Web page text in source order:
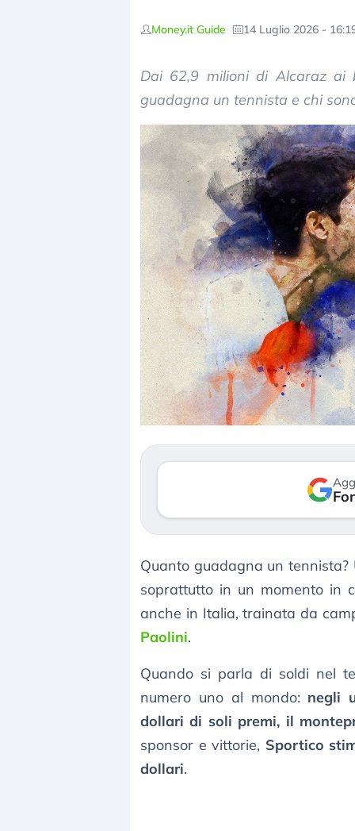
Money.it Guide 14 Luglio 2026 -
Dai 62,9 milioni di Alcaraz ai
guadagna un tennista e chi
Quanto guadagna un
soprattutto in un momento in
anche in Italia, trainata da
Paolini.
Quando si parla di soldi nel
numero uno al mondo: negli
dollari di soli premi, il
sponsor e vittorie, Sportico
dollari.
Dalle valutazioni
correzione. Cosa sta
repricing degli asset?
3 agosto 2026